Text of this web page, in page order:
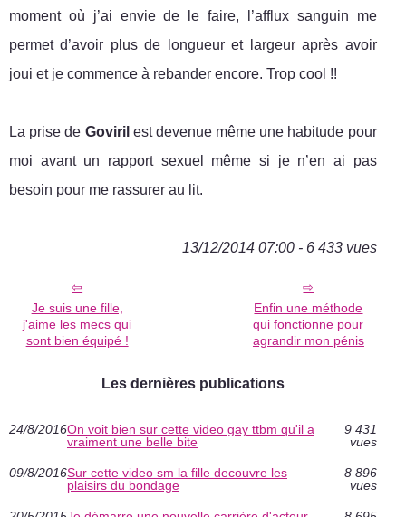
moment où j’ai envie de le faire, l’afflux sanguin me
permet d’avoir plus de longueur et largeur après avoir
joui et je commence à rebander encore. Trop cool !!
La prise de Goviril est devenue même une habitude pour
moi avant un rapport sexuel même si je n’en ai pas
besoin pour me rassurer au lit.
13/12/2014 07:00 - 6 433 vues
Je suis une fille,
j'aime les mecs qui
sont bien équipé !
Enfin une méthode
qui fonctionne pour
agrandir mon pénis
Les dernières publications
24/8/2016On voit bien sur cette video gay ttbm qu'il a
vraiment une belle bite
9 431
vues
09/8/2016Sur cette video sm la fille decouvre les
plaisirs du bondage
8 896
vues